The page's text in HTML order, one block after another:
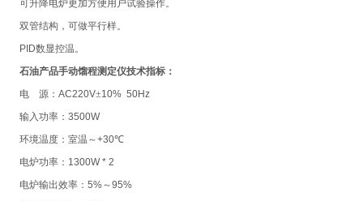
可升降电炉更加方便用户试验操作。
双管结构，可做平行样。
PID数显控温。
石油产品手动馏程测定仪技术指标：
电
源： AC220V±10% 50Hz
输入功率： 3500W
环境温度：室温～+30℃
电炉功率： 1300W * 2
电炉输出效率： 5%～95%